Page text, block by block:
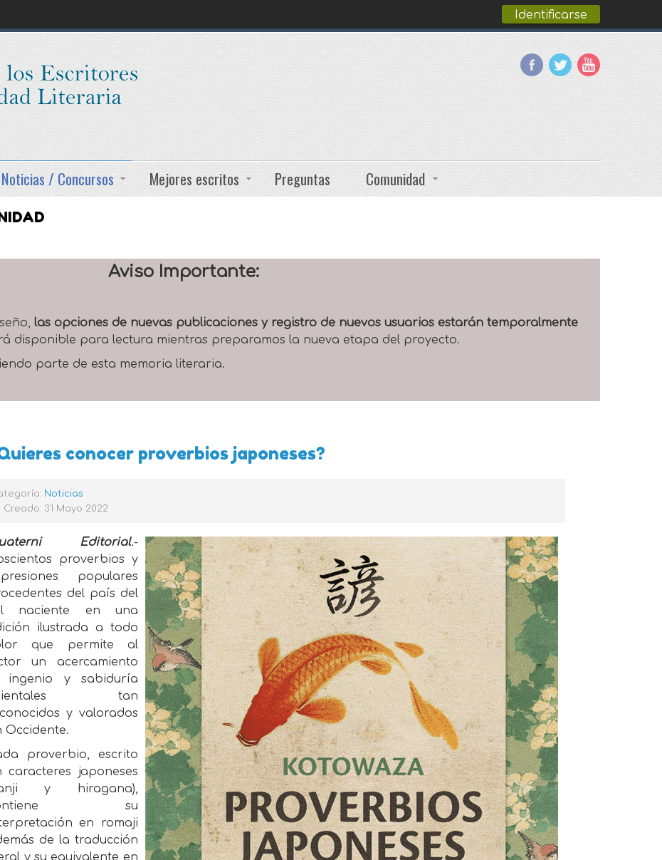
Identificarse
Noticias / Concursos Mejores escritos Preguntas Comunidad
Aviso Importante:
las opciones de nuevas publicaciones y registro de nuevos usuarios estarán temporalmente
disponible para lectura mientras preparamos la nueva etapa del proyecto.
parte de esta memoria literaria.
conocer proverbios japoneses?
Noticias
Creado: 31 Mayo 2022
Editorial.-
proverbios y
populares
del país del
naciente en una
ilustrada a todo
que permite al
un acercamiento
ingenio y sabiduría
tan
y valorados
Occidente.
proverbio, escrito
caracteres japoneses
y hiragana),
su
en romaji
de la traducción
y su equivalente en